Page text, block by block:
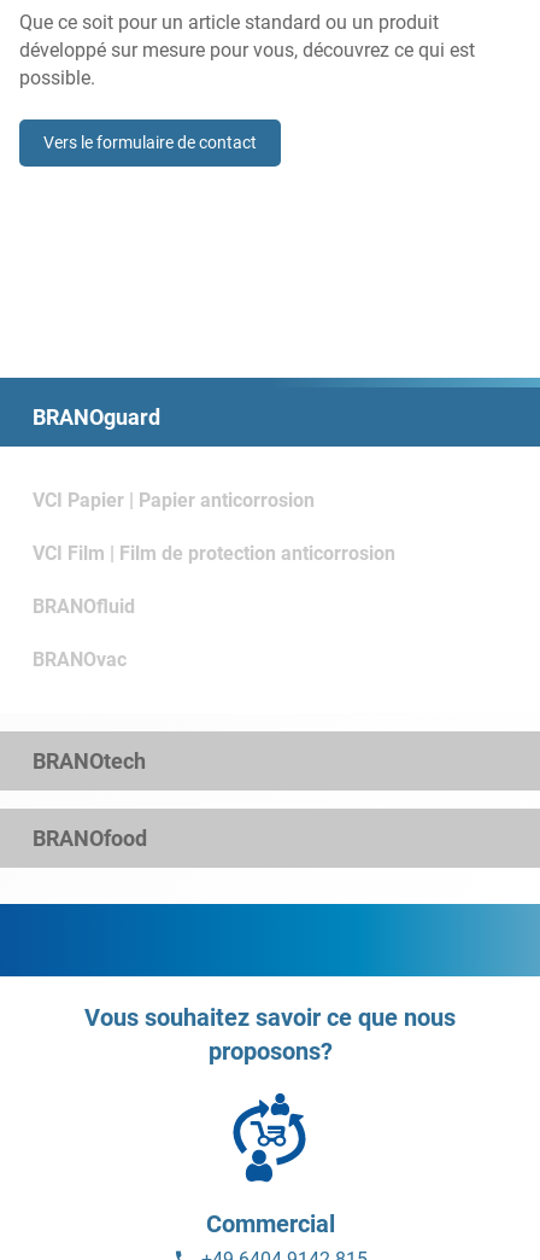
Que ce soit pour un article standard ou un produit
développé sur mesure pour vous, découvrez ce qui est
possible.
Vers le formulaire de contact
BRANOguard
VCI Papier | Papier anticorrosion
VCI Film | Film de protection anticorrosion
BRANOfluid
BRANOvac
BRANOtech
BRANOfood
Vous souhaitez savoir ce que nous
proposons?
Commercial